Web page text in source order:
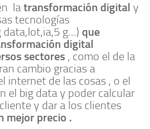
latransformación digital y
tecnologías
data,Iot,ia,5 g…) que
digital
sectores , como el de la
cambio gracias a
internet de las cosas , o el
el big data y poder calcular
y dar a los clientes
mejor precio .